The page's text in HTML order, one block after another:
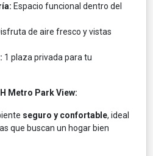
Espacio funcional dentro del
de aire fresco y vistas
1 plaza privada para tu
Metro Park View:
seguro y confortable, ideal
que buscan un hogar bien